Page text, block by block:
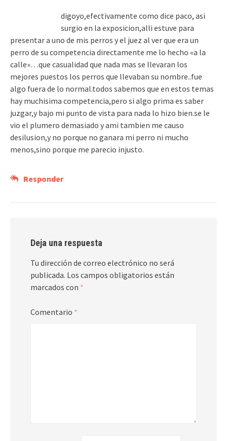
digoyo,efectivamente como dice paco, asi
surgio en la exposicion,alli estuve para
presentar a uno de mis perros y el juez al ver que era un
perro de su competencia directamente me lo hecho «a la
calle»…que casualidad que nada mas se llevaran los
mejores puestos los perros que llevaban su nombre..fue
algo fuera de lo normal.todos sabemos que en estos temas
hay muchisima competencia,pero si algo prima es saber
juzgar,y bajo mi punto de vista para nada lo hizo bien.se le
vio el plumero demasiado y ami tambien me causo
desilusion,y no porque no ganara mi perro ni mucho
menos,sino porque me parecio injusto.
Responder
Deja una respuesta
Tu dirección de correo electrónico no será
publicada. Los campos obligatorios están
marcados con *
Comentario *